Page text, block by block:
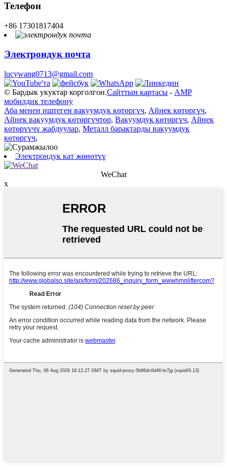
Телефон
+86 17301817404
Электрондук почта
lucywang0713@gmail.com
© Бардык укуктар корголгон.Сайттын картасы - AMP
мобилдик телефону
Аба менен иштеген вакуумдук көтөргүч, Айнек көтөргүч,
Айнек вакуумдук көтөргүчтөр, Вакуумдук көтөргүч, Айнек
көтөрүүчү жабдуулар, Металл барактарды вакуумдук
көтөргүч,
Электрондук кат жөнөтүү
WeChat
x